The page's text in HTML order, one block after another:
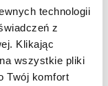
technologii
z
Klikając
wszystkie pliki
Twój komfort